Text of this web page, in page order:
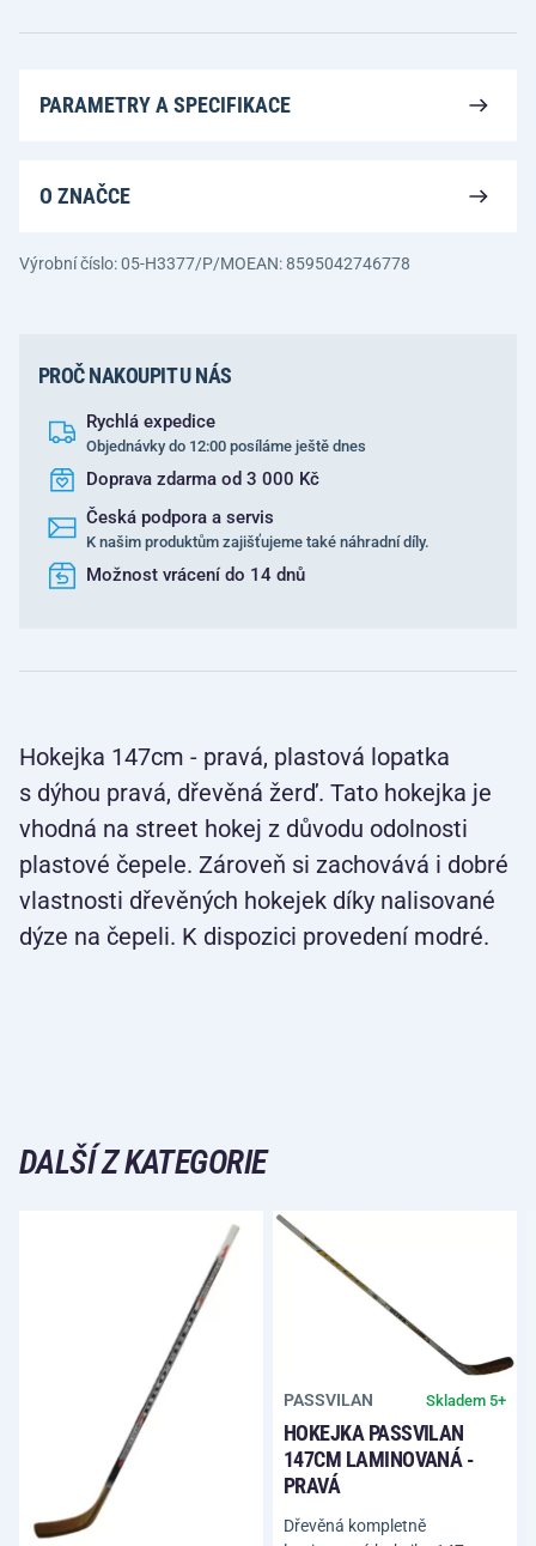
PARAMETRY A SPECIFIKACE
O ZNAČCE
Výrobní číslo: 05-H3377/P/MOEAN: 8595042746778
PROČ NAKOUPIT U NÁS
Rychlá expedice
Objednávky do 12:00 posíláme ještě dnes
Doprava zdarma od 3 000 Kč
Česká podpora a servis
K našim produktům zajišťujeme také náhradní díly.
Možnost vrácení do 14 dnů
Hokejka 147cm - pravá, plastová lopatka
s dýhou pravá, dřevěná žerď. Tato hokejka je
vhodná na street hokej z důvodu odolnosti
plastové čepele. Zároveň si zachovává i dobré
vlastnosti dřevěných hokejek díky nalisované
dýze na čepeli. K dispozici provedení modré.
DALŠÍ Z KATEGORIE
PASSVILAN Skladem 5+
HOKEJKA PASSVILAN
147CM LAMINOVANÁ -
PRAVÁ
Dřevěná kompletně